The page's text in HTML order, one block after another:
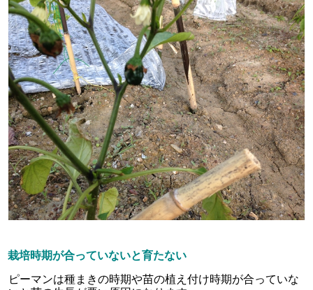
栽培時期が合っていないと育たない
ピーマンは種まきの時期や苗の植え付け時期が合っていな